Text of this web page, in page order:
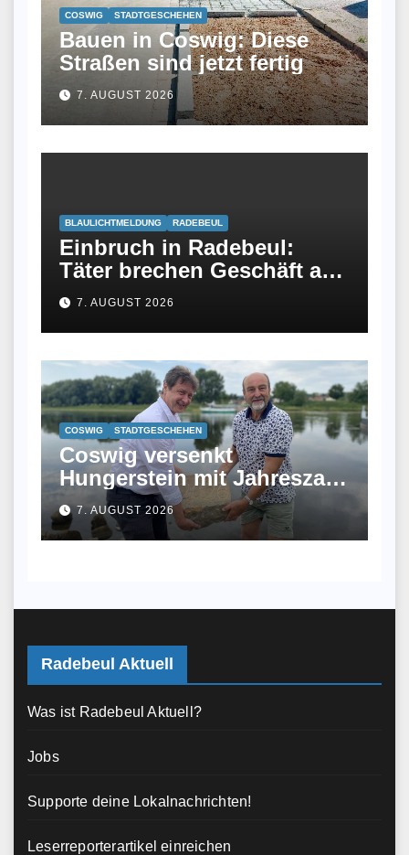
COSWIG STADTGESCHEHEN
Bauen in Coswig: Diese
Straßen sind jetzt fertig
7. AUGUST 2026
BLAULICHTMELDUNG RADEBEUL
Einbruch in Radebeul:
Täter brechen Geschäft an
Meißner Straße auf
7. AUGUST 2026
COSWIG STADTGESCHEHEN
Coswig versenkt
Hungerstein mit Jahreszahl
2026 in der Elbe
7. AUGUST 2026
Radebeul Aktuell
Was ist Radebeul Aktuell?
Jobs
Supporte deine Lokalnachrichten!
Leserreporterartikel einreichen